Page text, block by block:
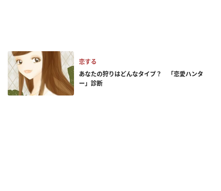
恋する
あなたの狩りはどんなタイプ？ 「恋愛ハンタ
ー」診断